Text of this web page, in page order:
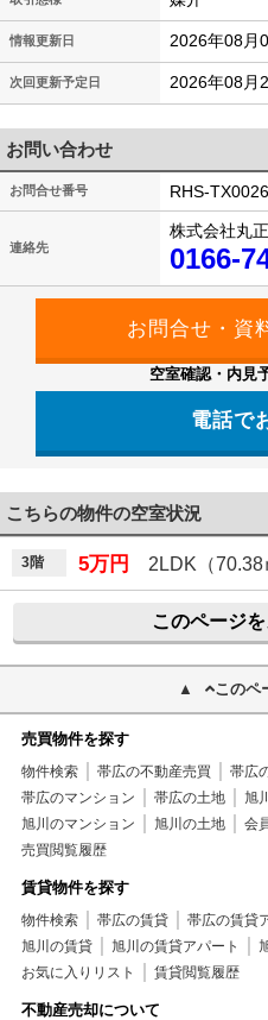
情報更新日 2026年08月
次回更新予定日 2026年08月
お問い合わせ
お問合せ番号 RHS-
連絡先
株式会社丸
0166-
空室確認・内見
電話で
こちらの物件の空室状況
3階 5万円 2LDK（70.38
このページ
このペ
売買物件を探す
物件検索 帯広の不動産売買 帯広
帯広のマンション
帯広の土地 旭
旭川のマンション
旭川の土地 会
売買閲覧履歴
賃貸物件を探す
物件検索 帯広の賃貸 帯広の賃貸
旭川の賃貸
旭川の賃貸アパート
お気に入りリスト
賃貸閲覧履歴
不動産売却について